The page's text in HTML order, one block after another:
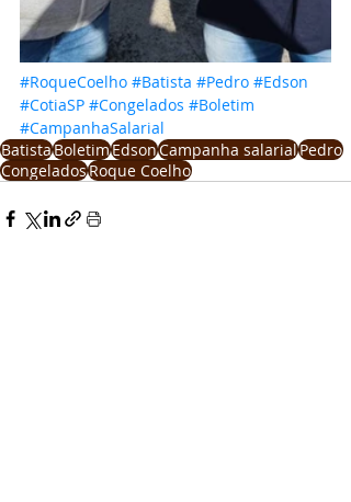
#RoqueCoelho #Batista #Pedro #Edson
#CotiaSP #Congelados #Boletim
#CampanhaSalarial
BatistaBoletimEdsonCampanha salarialPedro
CongeladosRoque Coelho